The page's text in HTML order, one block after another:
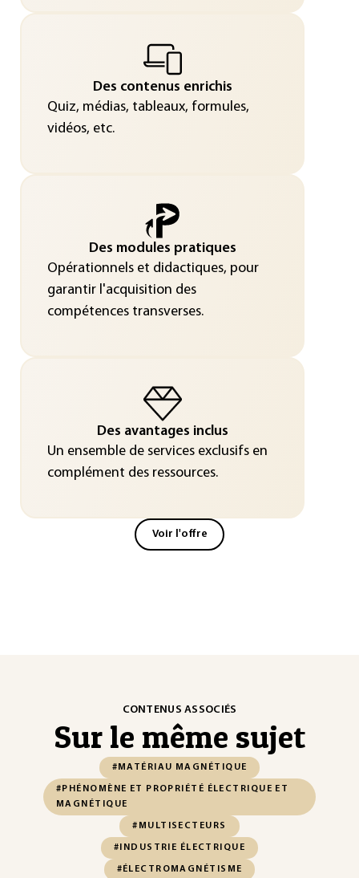
Des contenus enrichis
Quiz, médias, tableaux, formules,
vidéos, etc.
Des modules pratiques
Opérationnels et didactiques, pour
garantir l'acquisition des
compétences transverses.
Des avantages inclus
Un ensemble de services exclusifs en
complément des ressources.
Voir l'offre
CONTENUS ASSOCIÉS
Sur le même sujet
#MATÉRIAU MAGNÉTIQUE
#PHÉNOMÈNE ET PROPRIÉTÉ ÉLECTRIQUE ET
MAGNÉTIQUE
#MULTISECTEURS
#INDUSTRIE ÉLECTRIQUE
#ÉLECTROMAGNÉTISME